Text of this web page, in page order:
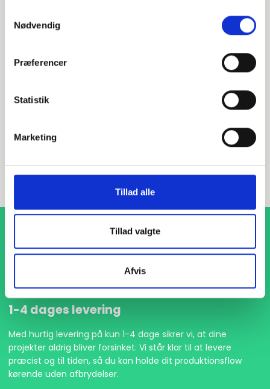
Nødvendig
Præferencer
Statistik
Marketing
Tillad alle
Tillad valgte
Afvis
EN 1092-1 T:01 A PN6
stk. tilgængelig
1-4 dages levering
Med hurtig levering på kun 1-4 dage sikrer vi, at dine
projekter aldrig bliver forsinket. Vi står klar til at levere
præcist og til tiden, så du kan holde dit produktionsflow
kørende uden afbrydelser.